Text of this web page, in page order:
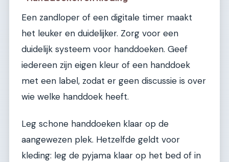
Een zandloper of een digitale timer maakt
het leuker en duidelijker. Zorg voor een
duidelijk systeem voor handdoeken. Geef
iedereen zijn eigen kleur of een handdoek
met een label, zodat er geen discussie is over
wie welke handdoek heeft.
Leg schone handdoeken klaar op de
aangewezen plek. Hetzelfde geldt voor
kleding: leg de pyjama klaar op het bed of in